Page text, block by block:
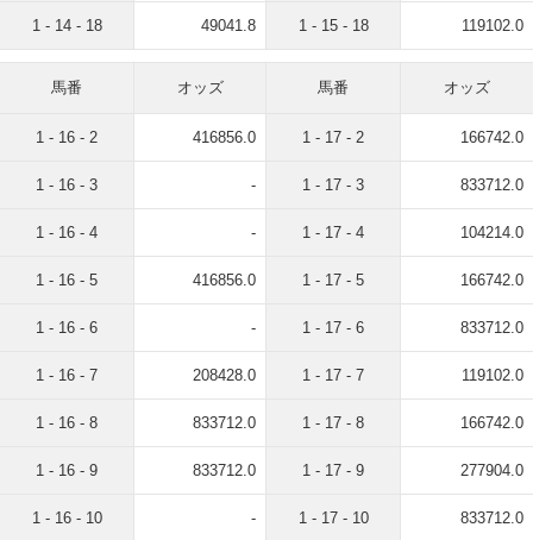
1 - 14 - 18 49041.8 1 - 15 - 18 119102.0
馬番 オッズ
1 - 16 - 2 416856.0
1 - 16 - 3 -
1 - 16 - 4 -
1 - 16 - 5 416856.0
1 - 16 - 6 -
1 - 16 - 7 208428.0
1 - 16 - 8 833712.0
1 - 16 - 9 833712.0
1 - 16 - 10 -
馬番 オッズ
1 - 17 - 2 166742.0
1 - 17 - 3 833712.0
1 - 17 - 4 104214.0
1 - 17 - 5 166742.0
1 - 17 - 6 833712.0
1 - 17 - 7 119102.0
1 - 17 - 8 166742.0
1 - 17 - 9 277904.0
1 - 17 - 10 833712.0